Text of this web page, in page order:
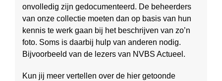
onvolledig zijn gedocumen­teerd. De beheerders
van onze collectie moeten dan op basis van hun
kennis te werk gaan bij het be­schrijven van zo’n
foto. Soms is daar­bij hulp van anderen nodig.
Bijvoorbeeld van de lezers van NVBS Actueel.
Kun jij meer vertellen over de hier getoonde